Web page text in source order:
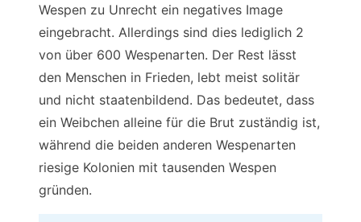
Wespen zu Unrecht ein negatives Image
eingebracht. Allerdings sind dies lediglich 2
von über 600 Wespenarten. Der Rest lässt
den Menschen in Frieden, lebt meist solitär
und nicht staatenbildend. Das bedeutet, dass
ein Weibchen alleine für die Brut zuständig ist,
während die beiden anderen Wespenarten
riesige Kolonien mit tausenden Wespen
gründen.